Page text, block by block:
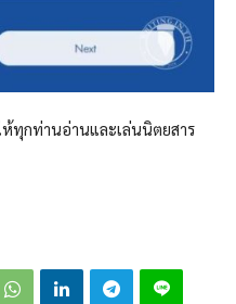
ห้ทุกท่านอ่านและเล่นนิตยสาร